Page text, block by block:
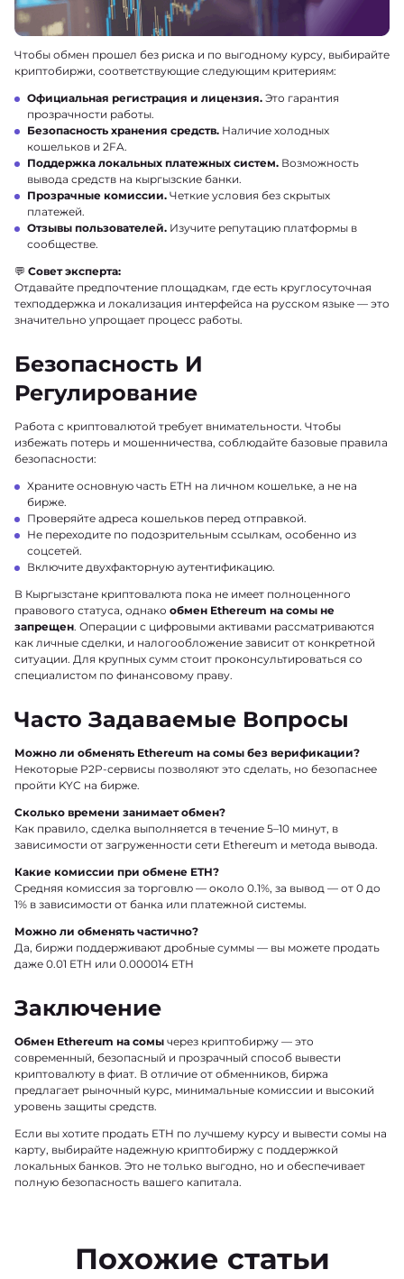
Чтобы обмен прошел без риска и по выгодному курсу, выбирайте
криптобиржи, соответствующие следующим критериям:
Официальная регистрация и лицензия. Это гарантия
прозрачности работы.
Безопасность хранения средств. Наличие холодных
кошельков и 2FA.
Поддержка локальных платежных систем. Возможность
вывода средств на кыргызские банки.
Прозрачные комиссии. Четкие условия без скрытых
платежей.
Отзывы пользователей. Изучите репутацию платформы в
сообществе.
💬 Совет эксперта:
Отдавайте предпочтение площадкам, где есть круглосуточная
техподдержка и локализация интерфейса на русском языке — это
значительно упрощает процесс работы.
Безопасность И
Регулирование
Работа с криптовалютой требует внимательности. Чтобы
избежать потерь и мошенничества, соблюдайте базовые правила
безопасности:
Храните основную часть ETH на личном кошельке, а не на
бирже.
Проверяйте адреса кошельков перед отправкой.
Не переходите по подозрительным ссылкам, особенно из
соцсетей.
Включите двухфакторную аутентификацию.
В Кыргызстане криптовалюта пока не имеет полноценного
правового статуса, однако обмен Ethereum на сомы не
запрещен. Операции с цифровыми активами рассматриваются
как личные сделки, и налогообложение зависит от конкретной
ситуации. Для крупных сумм стоит проконсультироваться со
специалистом по финансовому праву.
Часто Задаваемые Вопросы
Можно ли обменять Ethereum на сомы без верификации?
Некоторые P2P-сервисы позволяют это сделать, но безопаснее
пройти KYC на бирже.
Сколько времени занимает обмен?
Как правило, сделка выполняется в течение 5–10 минут, в
зависимости от загруженности сети Ethereum и метода вывода.
Какие комиссии при обмене ETH?
Средняя комиссия за торговлю — около 0.1%, за вывод — от 0 до
1% в зависимости от банка или платежной системы.
Можно ли обменять частично?
Да, биржи поддерживают дробные суммы — вы можете продать
даже 0.01 ETH или 0.000014 ETH
Заключение
Обмен Ethereum на сомы через криптобиржу — это
современный, безопасный и прозрачный способ вывести
криптовалюту в фиат. В отличие от обменников, биржа
предлагает рыночный курс, минимальные комиссии и высокий
уровень защиты средств.
Если вы хотите продать ETH по лучшему курсу и вывести сомы на
карту, выбирайте надежную криптобиржу с поддержкой
локальных банков. Это не только выгодно, но и обеспечивает
полную безопасность вашего капитала.
Похожие статьи